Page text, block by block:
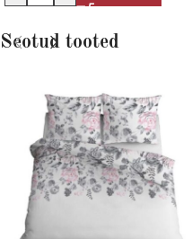
Seotud tooted